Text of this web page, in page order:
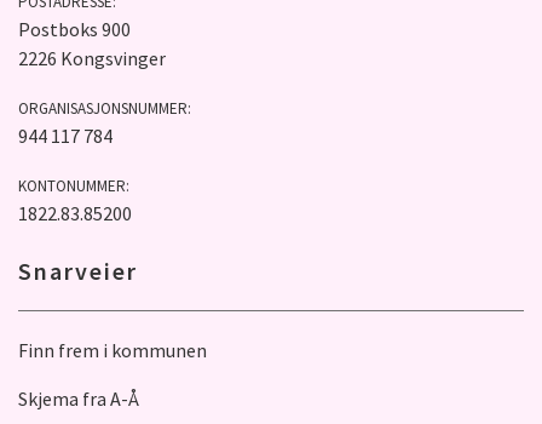
Postboks 900
2226 Kongsvinger
ORGANISASJONSNUMMER:
944 117 784
KONTONUMMER:
1822.83.85200
Snarveier
Finn frem i kommunen
Skjema fra A-Å